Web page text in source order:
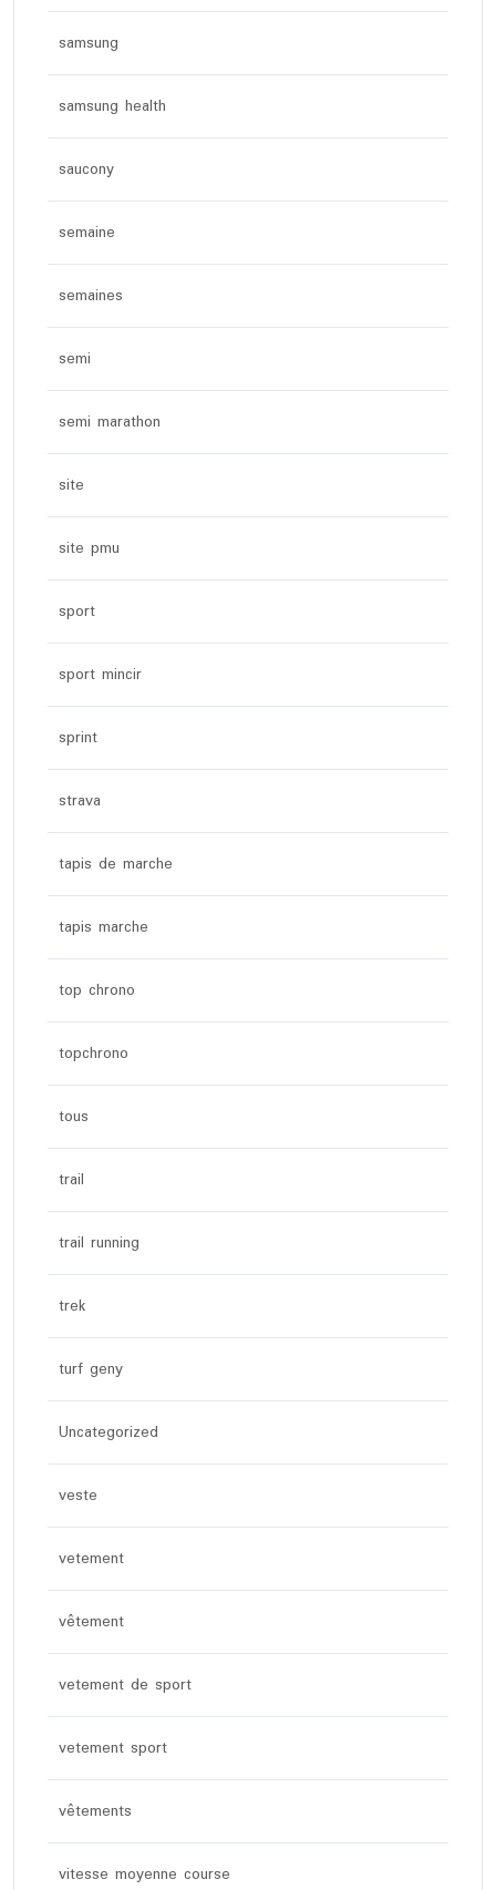
samsung
samsung health
saucony
semaine
semaines
semi
semi marathon
site
site pmu
sport
sport mincir
sprint
strava
tapis de marche
tapis marche
top chrono
topchrono
tous
trail
trail running
trek
turf geny
Uncategorized
veste
vetement
vêtement
vetement de sport
vetement sport
vêtements
vitesse moyenne course